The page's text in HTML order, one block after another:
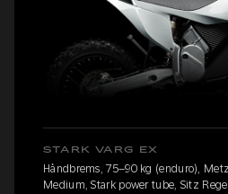
STARK VARG EX
Håndbrems, 75–90 kg (enduro),
Medium, Stark power tube, Sitz